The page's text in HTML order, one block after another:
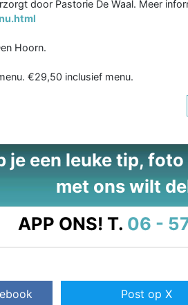
door Pastorie De Waal. Meer
Hoorn.
€29,50 inclusief menu.
je een leuke tip,
met ons wilt
APP ONS! T. 06 -
Post op X